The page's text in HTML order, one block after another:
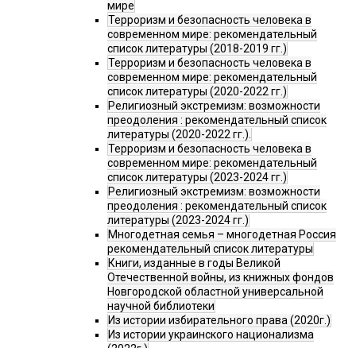
мире
Терроризм и безопасность человека в
современном мире: рекомендательный
список литературы (2018-2019 гг.)
Терроризм и безопасность человека в
современном мире: рекомендательный
список литературы (2020-2022 гг.)
Религиозный экстремизм: возможности
преодоления : рекомендательный список
литературы (2020-2022 гг.).
Терроризм и безопасность человека в
современном мире: рекомендательный
список литературы (2023-2024 гг.)
Религиозный экстремизм: возможности
преодоления : рекомендательный список
литературы (2023-2024 гг.)
Многодетная семья – многодетная Россия
рекомендательный список литературы
Книги, изданные в годы Великой
Отечественной войны, из книжных фондов
Новгородской областной универсальной
научной библиотеки
Из истории избирательного права (2020г.)
Из истории украинского национализма